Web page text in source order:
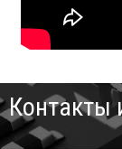
Контакты